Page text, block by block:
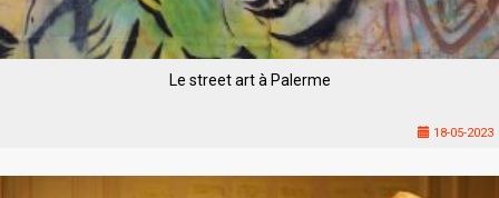
Le street art à Palerme
18-05-2023